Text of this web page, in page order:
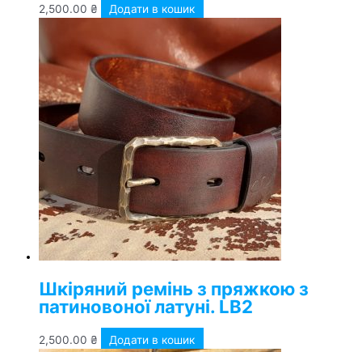
2,500.00 ₴ Додати в кошик
Шкіряний ремінь з пряжкою з
патиновоної латуні. LB2
2,500.00 ₴ Додати в кошик